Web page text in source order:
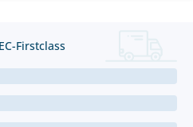
Firstclass